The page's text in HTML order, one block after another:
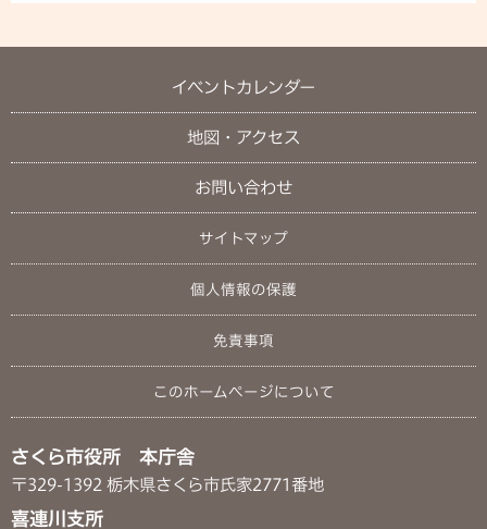
イベントカレンダー
地図・アクセス
お問い合わせ
サイトマップ
個人情報の保護
免責事項
このホームページについて
さくら市役所 本庁舎
〒329-1392 栃木県さくら市氏家2771番地
喜連川支所